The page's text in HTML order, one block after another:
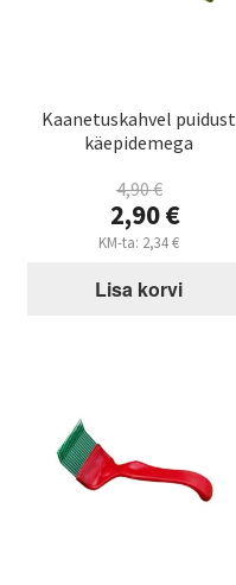
Kaanetuskahvel puidust
käepidemega
4,90€
Algne
hind
oli:
4,90 €.
2,90€
Praegune
on:
KM-ta: 2,34€
Lisa korvi